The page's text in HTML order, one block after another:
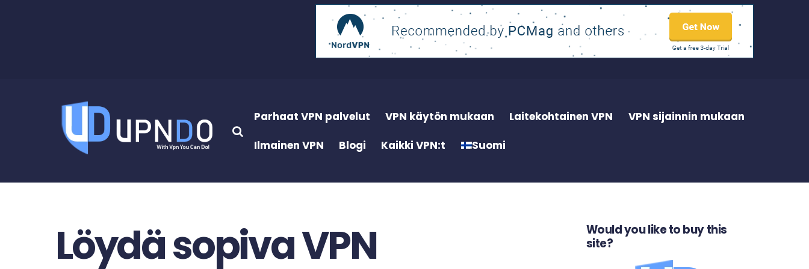
Parhaat VPN palvelut VPN käytön mukaan Laitekohtainen VPN VPN sijainnin mukaan
Ilmainen VPN Blogi Kaikki VPN:t Suomi
Löydä sopiva VPN
Would you like to buy this
site?